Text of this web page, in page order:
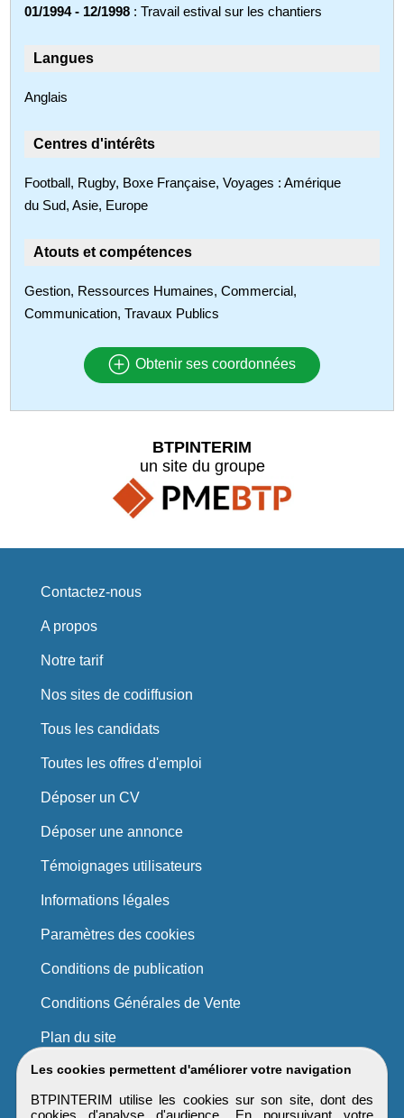
01/1994 - 12/1998 : Travail estival sur les chantiers
Langues
Anglais
Centres d'intérêts
Football, Rugby, Boxe Française, Voyages : Amérique
du Sud, Asie, Europe
Atouts et compétences
Gestion, Ressources Humaines, Commercial,
Communication, Travaux Publics
Obtenir ses coordonnées
Les cookies permettent d'améliorer votre navigation
BTPINTERIM utilise les cookies sur son site, dont des
cookies d'analyse d'audience. En poursuivant votre
BTPINTERIM
un site du groupe
Contactez-nous
A propos
Notre tarif
Nos sites de codiffusion
Tous les candidats
Toutes les offres d'emploi
Déposer un CV
Déposer une annonce
Témoignages utilisateurs
Informations légales
Paramètres des cookies
Conditions de publication
Conditions Générales de Vente
Plan du site